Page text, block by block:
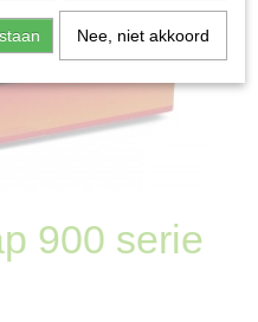
900 serie
Nee, niet akkoord